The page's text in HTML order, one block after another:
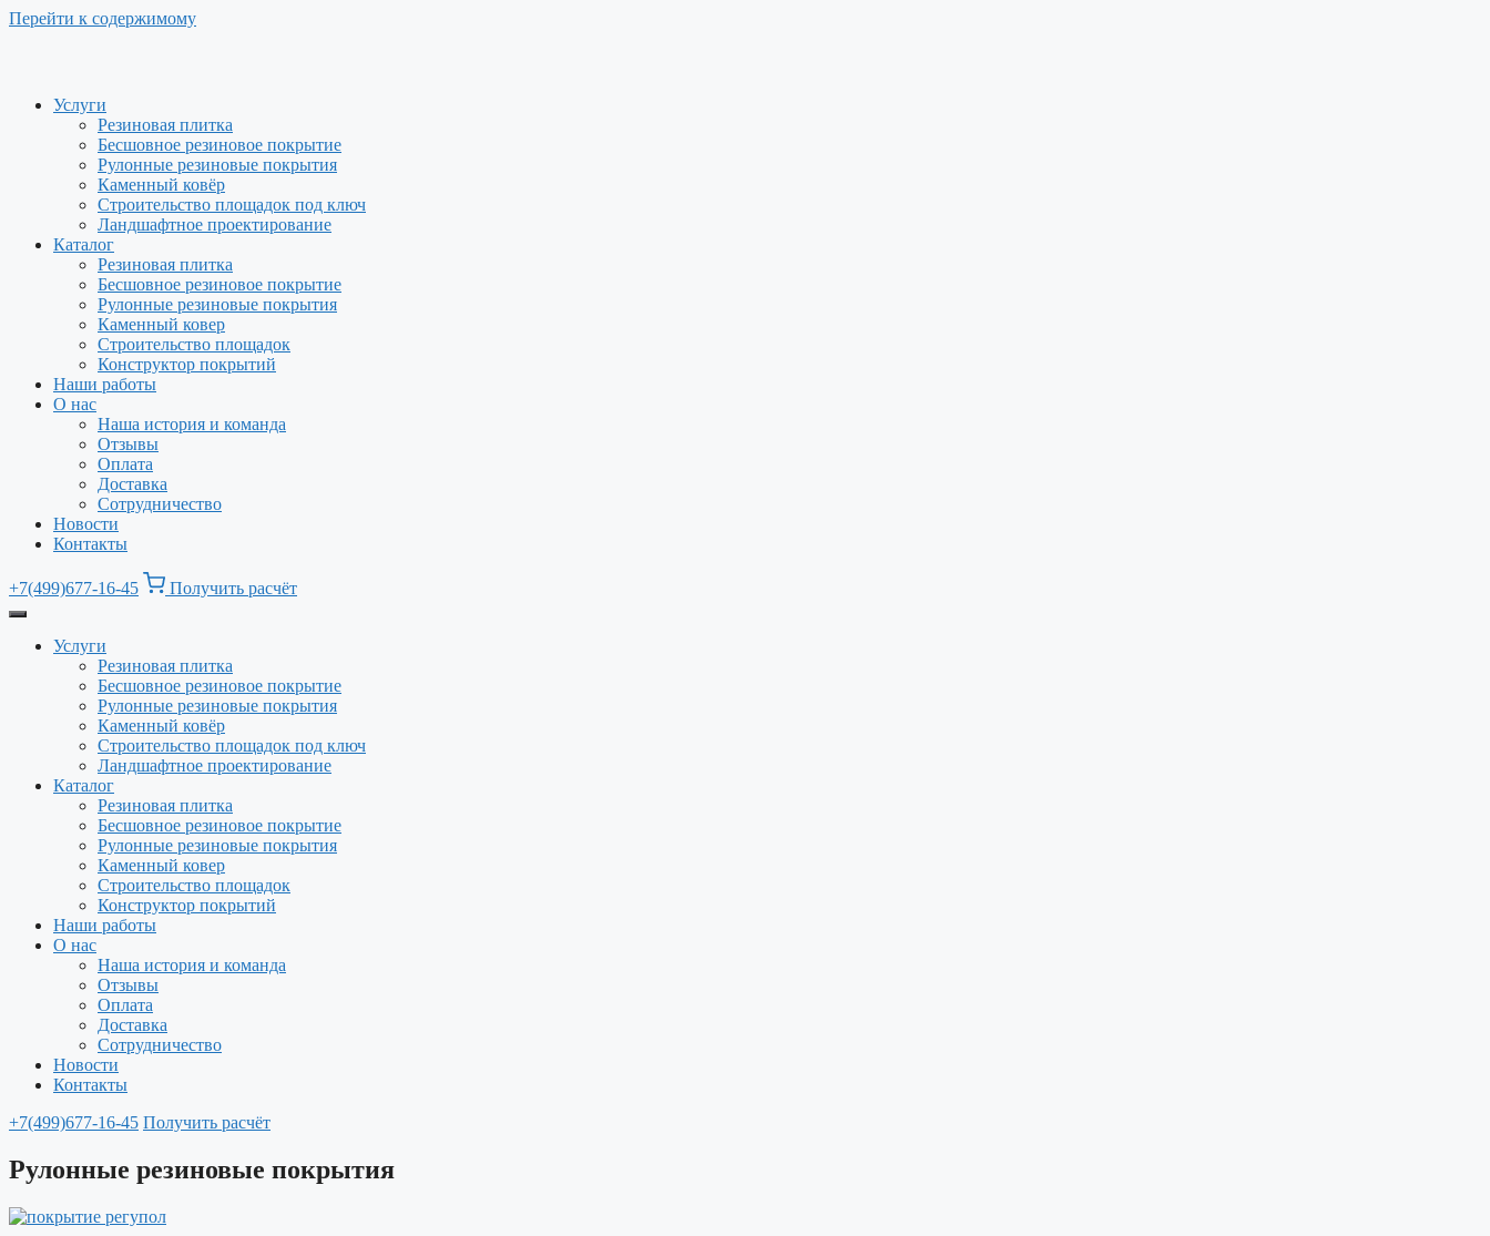
Перейти к содержимому
Услуги
Резиновая плитка
Бесшовное резиновое покрытие
Рулонные резиновые покрытия
Каменный ковёр
Строительство площадок под ключ
Ландшафтное проектирование
Каталог
Резиновая плитка
Бесшовное резиновое покрытие
Рулонные резиновые покрытия
Каменный ковер
Строительство площадок
Конструктор покрытий
Наши работы
О нас
Наша история и команда
Отзывы
Оплата
Доставка
Сотрудничество
Новости
Контакты
+7(499)677-16-45 Получить расчёт
Услуги
Резиновая плитка
Бесшовное резиновое покрытие
Рулонные резиновые покрытия
Каменный ковёр
Строительство площадок под ключ
Ландшафтное проектирование
Каталог
Резиновая плитка
Бесшовное резиновое покрытие
Рулонные резиновые покрытия
Каменный ковер
Строительство площадок
Конструктор покрытий
Наши работы
О нас
Наша история и команда
Отзывы
Оплата
Доставка
Сотрудничество
Новости
Контакты
+7(499)677-16-45 Получить расчёт
Рулонные резиновые покрытия